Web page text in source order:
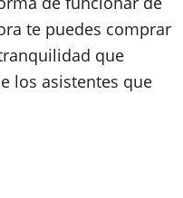
te puedes comprar
que
los asistentes que